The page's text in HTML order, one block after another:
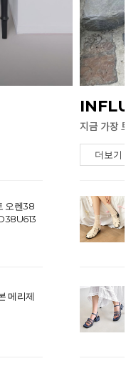
오렌38
메리제
지금 가장
더보기